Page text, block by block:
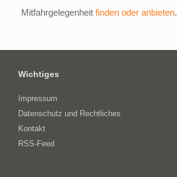
Mitfahrgelegenheit finden oder anbieten.
Wichtiges
Impressum
Datenschutz und Rechtliches
Kontakt
RSS-Feed